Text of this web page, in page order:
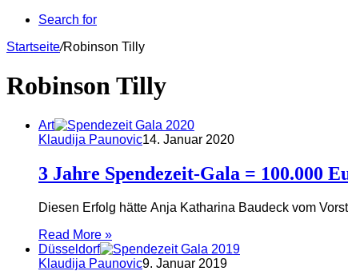
Search for
Startseite/Robinson Tilly
Robinson Tilly
Art
Klaudija Paunovic14. Januar 2020
3 Jahre Spendezeit-Gala = 100.000
Diesen Erfolg hätte Anja Katharina Baudeck vom
Read More »
Düsseldorf
Klaudija Paunovic9. Januar 2019